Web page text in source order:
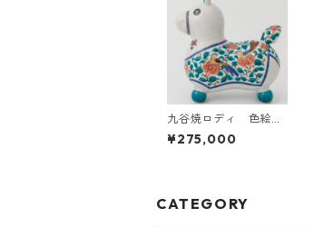
九谷焼ロディ 色絵花
鳥
¥275,000
CATEGORY